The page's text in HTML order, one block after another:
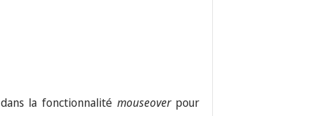
la fonctionnalité mouseoverpour